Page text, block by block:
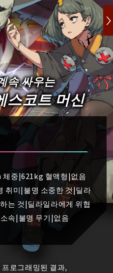
속 싸우는
스코트 머신
중|621kg 혈액형|없음
취미|불명 소중한 것|딜라
는 것|딜라일라에게 위협
속|불명 무기|없음
로그래밍된 결과,